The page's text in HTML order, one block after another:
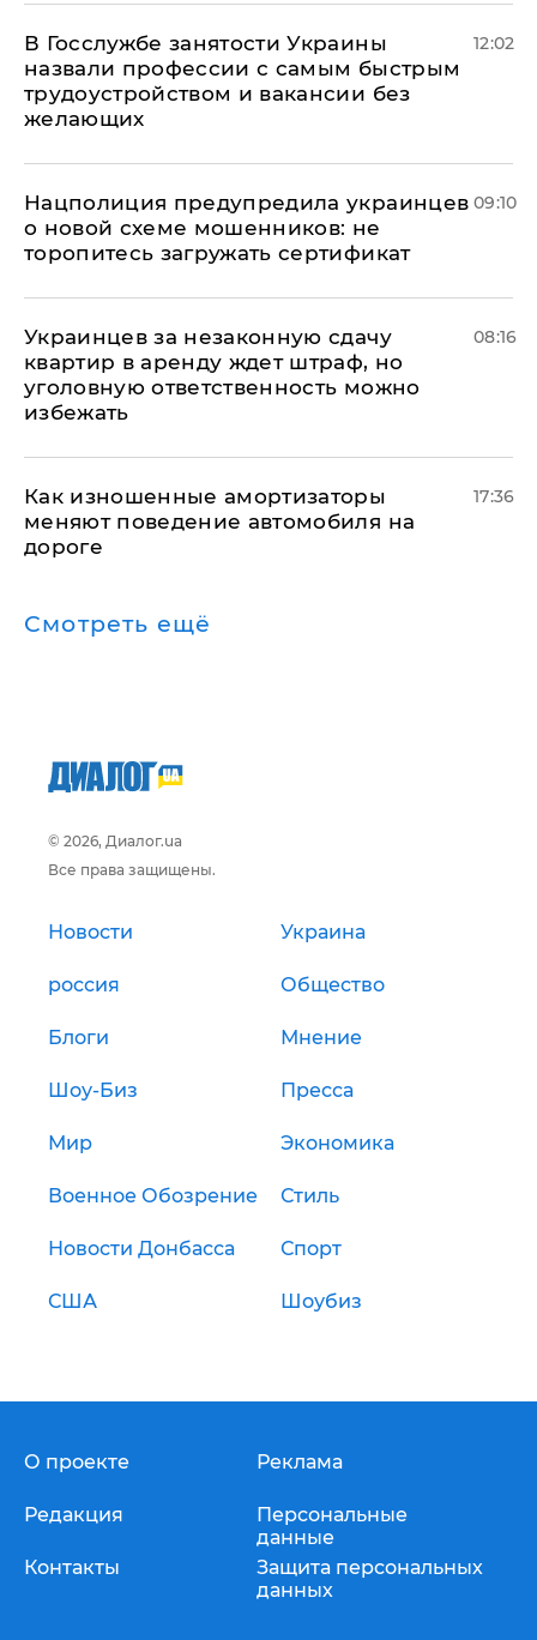
В Госслужбе занятости Украины
назвали профессии с самым быстрым
трудоустройством и вакансии без
желающих
12:02
Нацполиция предупредила украинцев
о новой схеме мошенников: не
торопитесь загружать сертификат
09:10
Украинцев за незаконную сдачу
квартир в аренду ждет штраф, но
уголовную ответственность можно
избежать
08:16
Как изношенные амортизаторы
меняют поведение автомобиля на
дороге
17:36
Смотреть ещё
© 2026, Диалог.ua
Все права защищены.
Новости Украина
россия Общество
Блоги Мнение
Шоу-Биз Пресса
Мир Экономика
Военное Обозрение Стиль
Новости Донбасса Спорт
США Шоубиз
О проекте
Редакция
Контакты
Реклама
Персональные
данные
Защита персональных
данных